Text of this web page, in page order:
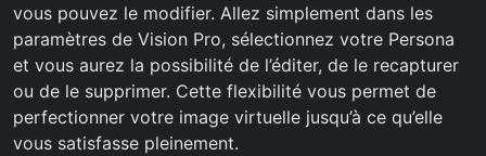
vous pouvez le modifier. Allez simplement dans les
paramètres de Vision Pro, sélectionnez votre Persona
et vous aurez la possibilité de l’éditer, de le recapturer
ou de le supprimer. Cette flexibilité vous permet de
perfectionner votre image virtuelle jusqu’à ce qu’elle
vous satisfasse pleinement.